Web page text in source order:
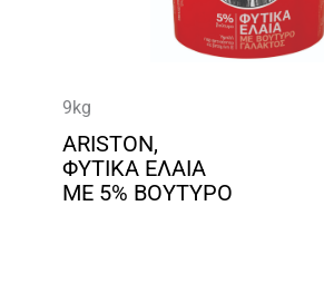
9kg
ARISTON,
ΦΥΤΙΚΑ ΕΛΑΙΑ
ΜΕ 5% ΒΟΥΤΥΡΟ